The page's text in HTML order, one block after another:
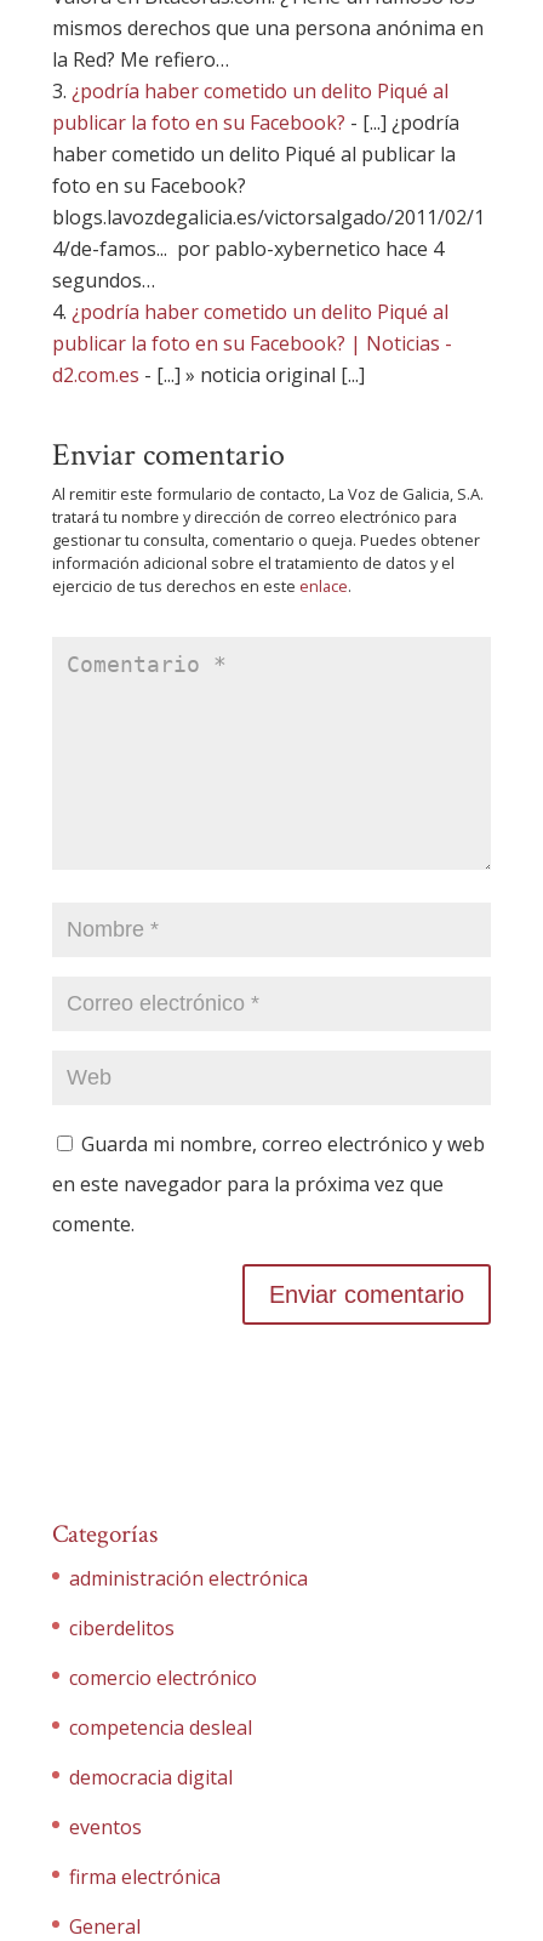
mismos derechos que una persona anónima en
la Red? Me refiero…
¿podría haber cometido un delito Piqué al
publicar la foto en su Facebook? - [...] ¿podría
haber cometido un delito Piqué al publicar la
foto en su Facebook?
blogs.lavozdegalicia.es/victorsalgado/2011/02/1
4/de-famos... por pablo-xybernetico hace 4
segundos…
¿podría haber cometido un delito Piqué al
publicar la foto en su Facebook? | Noticias -
d2.com.es - [...] » noticia original [...]
Enviar comentario
Al remitir este formulario de contacto, La Voz de Galicia, S.A.
tratará tu nombre y dirección de correo electrónico para
gestionar tu consulta, comentario o queja. Puedes obtener
información adicional sobre el tratamiento de datos y el
ejercicio de tus derechos en este enlace.
Guarda mi nombre, correo electrónico y web
en este navegador para la próxima vez que
comente.
Categorías
administración electrónica
ciberdelitos
comercio electrónico
competencia desleal
democracia digital
eventos
firma electrónica
General